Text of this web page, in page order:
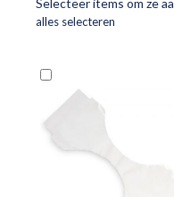
Selecteer items om ze
alles selecteren
Winkelwagen